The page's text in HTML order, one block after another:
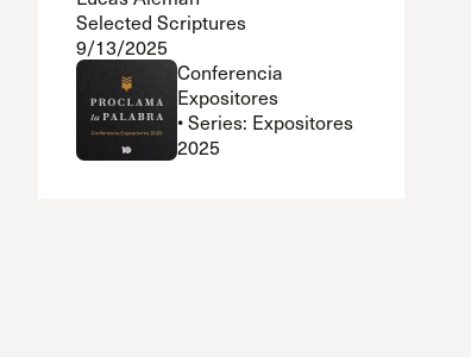
Selected Scriptures
9/13/2025
Conferencia
Expositores
• Series: Expositores
2025